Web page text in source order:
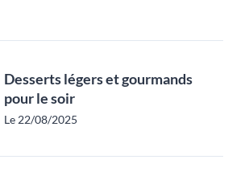
Desserts légers et gourmands
pour le soir
Le 22/08/2025